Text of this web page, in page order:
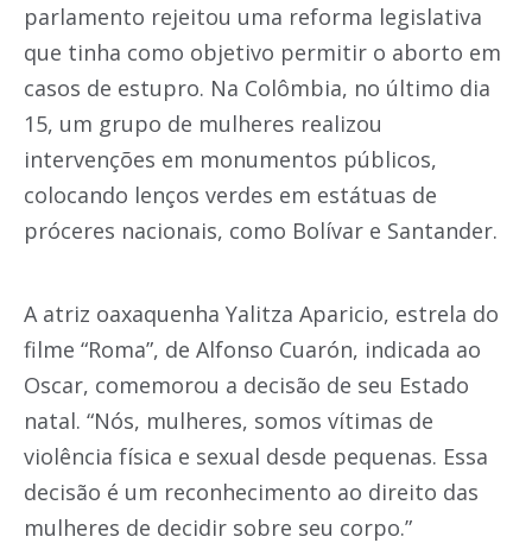
parlamento rejeitou uma reforma legislativa
que tinha como objetivo permitir o aborto em
casos de estupro. Na Colômbia, no último dia
15, um grupo de mulheres realizou
intervenções em monumentos públicos,
colocando lenços verdes em estátuas de
próceres nacionais, como Bolívar e Santander.
A atriz oaxaquenha Yalitza Aparicio, estrela do
filme “Roma”, de Alfonso Cuarón, indicada ao
Oscar, comemorou a decisão de seu Estado
natal. “Nós, mulheres, somos vítimas de
violência física e sexual desde pequenas. Essa
decisão é um reconhecimento ao direito das
mulheres de decidir sobre seu corpo.”